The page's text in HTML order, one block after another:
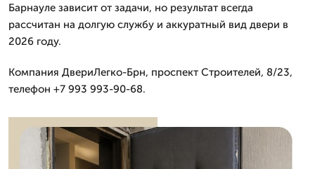
Барнауле зависит от задачи, но результат всегда
рассчитан на долгую службу и аккуратный вид двери в
2026 году.
Компания ДвериЛегко-Брн, проспект Строителей, 8/23,
телефон +7 993 993-90-68.